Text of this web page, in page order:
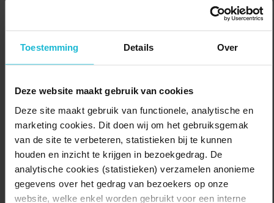
Toestemming Details Over
Deze website maakt gebruik van cookies
Deze site maakt gebruik van functionele, analytische en
marketing cookies. Dit doen wij om het gebruiksgemak
van de site te verbeteren, statistieken bij te kunnen
houden en inzicht te krijgen in bezoekgedrag. De
analytische cookies (statistieken) verzamelen anonieme
gegevens over het gedrag van bezoekers op onze
website, welke enkel worden gebruikt voor een interne
validen en rolstoelen. We hebben geen toilet. Honden zijn niet
Historie
Noorwegen tot de Franse/Spaanse grens. Een onderdeel daarvan
opdracht van de bezetter gebouwd complex met zo’n 80
installaties. Een groot deel daarvan is nog aanwezig onder het
duinzand. De bouwwerken varieerden van houten
douchegebouwen tot zware bunkers met wanden van drie meter
dik.
Adres & parkeren